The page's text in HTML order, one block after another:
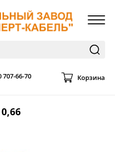
707-66-70 Корзина